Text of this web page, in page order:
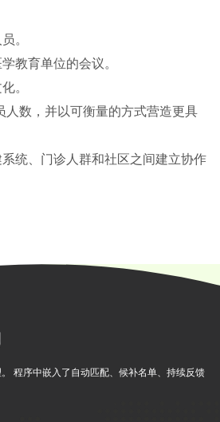
。
教育单位的会议。
。
人数，并以可衡量的方式营造更具
统、门诊人群和社区之间建立协作
程序中嵌入了自动匹配、候补名单、持续反馈